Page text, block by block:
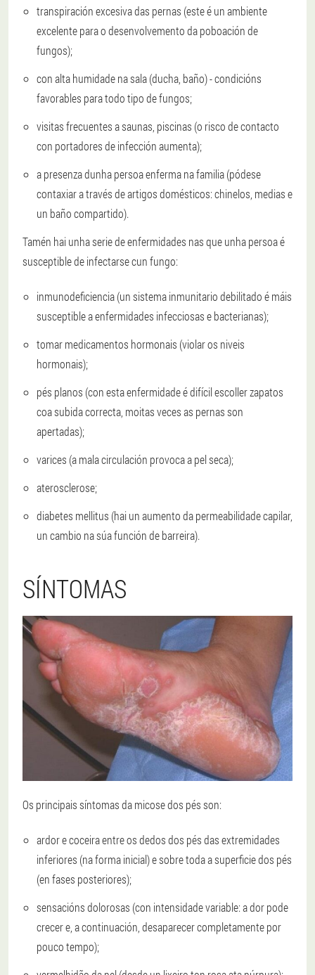
transpiración excesiva das pernas (este é un ambiente
excelente para o desenvolvemento da poboación de
fungos);
con alta humidade na sala (ducha, baño) - condicións
favorables para todo tipo de fungos;
visitas frecuentes a saunas, piscinas (o risco de contacto
con portadores de infección aumenta);
a presenza dunha persoa enferma na familia (pódese
contaxiar a través de artigos domésticos: chinelos, medias e
un baño compartido).
Tamén hai unha serie de enfermidades nas que unha persoa é
susceptible de infectarse cun fungo:
inmunodeficiencia (un sistema inmunitario debilitado é máis
susceptible a enfermidades infecciosas e bacterianas);
tomar medicamentos hormonais (violar os niveis
hormonais);
pés planos (con esta enfermidade é difícil escoller zapatos
coa subida correcta, moitas veces as pernas son
apertadas);
varices (a mala circulación provoca a pel seca);
aterosclerose;
diabetes mellitus (hai un aumento da permeabilidade capilar,
un cambio na súa función de barreira).
SÍNTOMAS
Os principais síntomas da micose dos pés son:
ardor e coceira entre os dedos dos pés das extremidades
inferiores (na forma inicial) e sobre toda a superficie dos pés
(en fases posteriores);
sensacións dolorosas (con intensidade variable: a dor pode
crecer e, a continuación, desaparecer completamente por
pouco tempo);